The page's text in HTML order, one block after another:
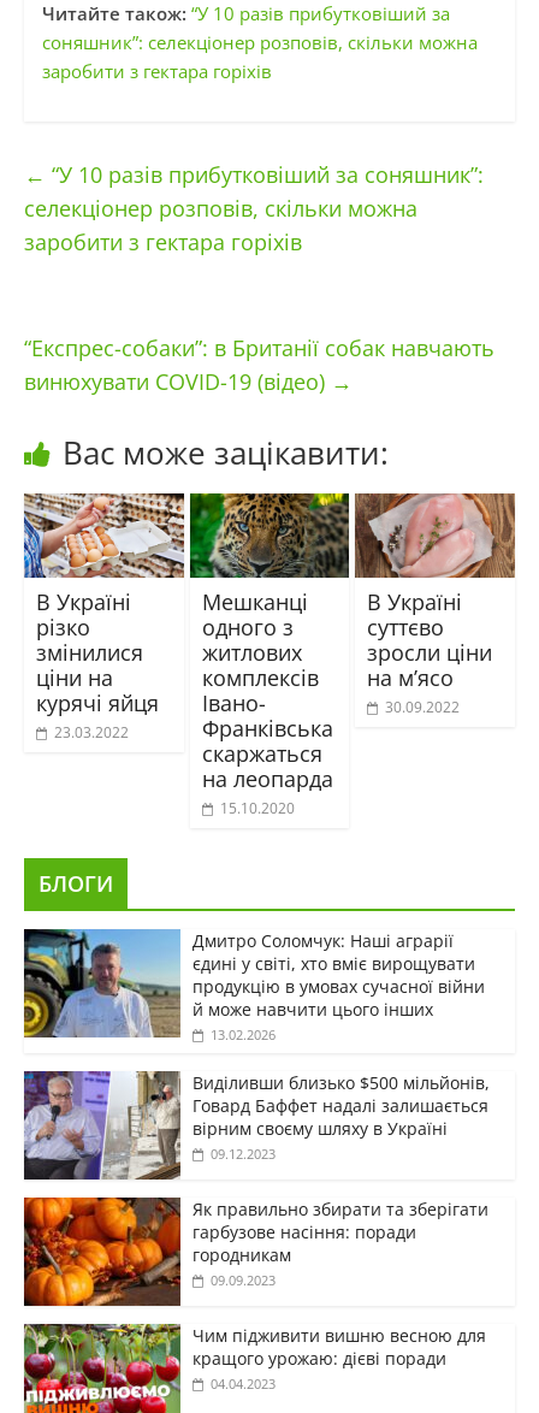
Читайте також: “У 10 разів прибутковіший за
соняшник”: селекціонер розповів, скільки можна
заробити з гектара горіхів
← “У 10 разів прибутковіший за соняшник”:
селекціонер розповів, скільки можна
заробити з гектара горіхів
“Експрес-собаки”: в Британії собак навчають
винюхувати COVID-19 (відео) →
Вас може зацікавити:
В Україні
різко
змінилися
ціни на
курячі яйця
23.03.2022
Мешканці
одного з
житлових
комплексів
Івано-
Франківська
скаржаться
на леопарда
15.10.2020
В Україні
суттєво
зросли ціни
на м’ясо
30.09.2022
БЛОГИ
Дмитро Соломчук: Наші аграрії
єдині у світі, хто вміє вирощувати
продукцію в умовах сучасної війни
й може навчити цього інших
13.02.2026
Виділивши близько $500 мільйонів,
Говард Баффет надалі залишається
вірним своєму шляху в Україні
09.12.2023
Як правильно збирати та зберігати
гарбузове насіння: поради
городникам
09.09.2023
Чим підживити вишню весною для
кращого урожаю: дієві поради
04.04.2023